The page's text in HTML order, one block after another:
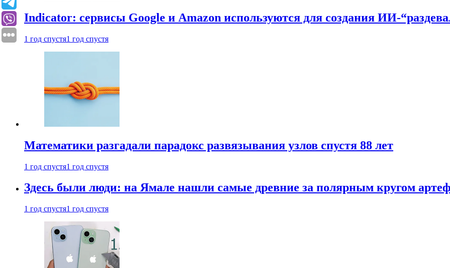
Indicator: сервисы Google и Amazon используются для создания ИИ-
1 год спустя1 год спустя
Математики разгадали парадокс развязывания узлов спустя 88 лет
1 год спустя1 год спустя
Здесь были люди: на Ямале нашли самые древние за полярным кругом
1 год спустя1 год спустя